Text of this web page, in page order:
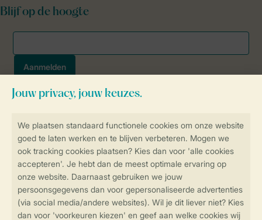
Controle over jouw gegevens &
SSL certificaat
Veilige gegevensoverdracht
Veilige betaling
Blijf op de hoogte